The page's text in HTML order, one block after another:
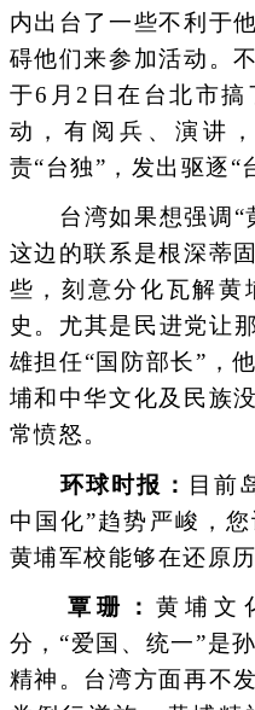
内出台了一些不利于
碍他们来参加活动。
于6月2日在台北市
动，有阅兵、演讲
责“台独”，发出驱逐“
台湾如果想强调“
这边的联系是根深蒂
些，刻意分化瓦解黄
史。尤其是民进党让
雄担任“国防部长”，
埔和中华文化及民族
常愤怒。
环球时报： 目前
中国化”趋势严峻，
黄埔军校能够在还原
覃珊： 黄埔文
分，“爱国、统一”是
精神。台湾方面再不